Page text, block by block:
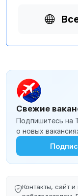
Свежие
Подпишитесь на
о новых
Контакты, сайт